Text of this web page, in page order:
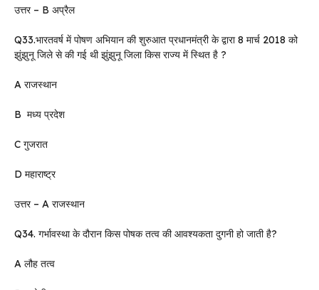
उत्तर – B अप्रैल
Q33.भारतवर्ष में पोषण अभियान की शुरुआत प्रधानमंत्री के द्वारा 8 मार्च 2018 को
झुंझुनू जिले से की गई थी झुंझुनू जिला किस राज्य में स्थित है ?
A राजस्थान
B मध्य प्रदेश
C गुजरात
D महाराष्ट्र
उत्तर – A राजस्थान
Q34. गर्भावस्था के दौरान किस पोषक तत्व की आवश्यकता दुगनी हो जाती है?
A लौह तत्व